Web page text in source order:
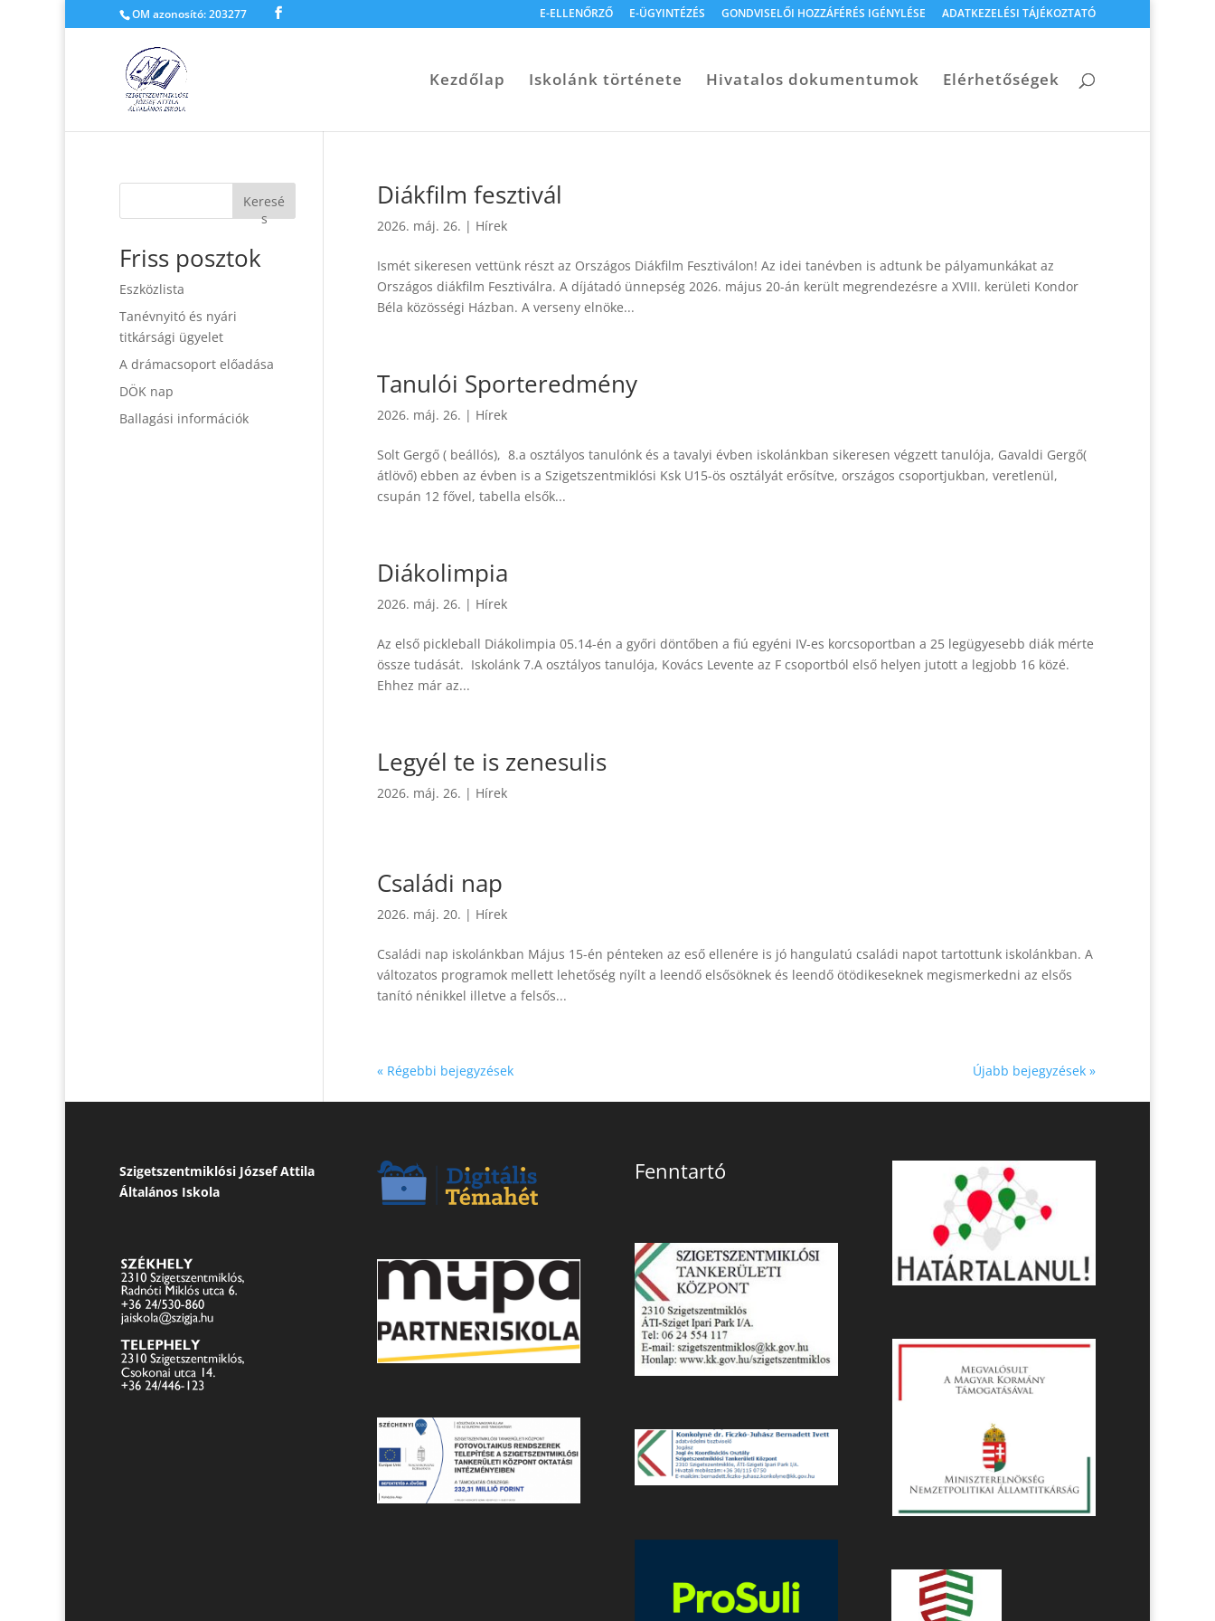
OM azonosító: 203277 E-ELLENŐRZŐ E-ÜGYINTÉZÉS GONDVISELŐI HOZZÁFÉRÉS IGÉNYLÉSE ADATKEZELÉSI TÁJÉKOZTATÓ
Kezdőlap Iskolánk története Hivatalos dokumentumok Elérhetőségek
Diákfilm fesztivál
2026. máj. 26. | Hírek
Ismét sikeresen vettünk részt az Országos Diákfilm Fesztiválon! Az idei tanévben is adtunk be pályamunkákat az
Országos diákfilm Fesztiválra. A díjátadó ünnepség 2026. május 20-án került megrendezésre a XVIII. kerületi Kondor
Béla közösségi Házban. A verseny elnöke...
Tanulói Sporteredmény
2026. máj. 26. | Hírek
Solt Gergő ( beállós), 8.a osztályos tanulónk és a tavalyi évben iskolánkban sikeresen végzett tanulója, Gavaldi Gergő(
átlövő) ebben az évben is a Szigetszentmiklósi Ksk U15-ös osztályát erősítve, országos csoportjukban, veretlenül,
csupán 12 fővel, tabella elsők...
Diákolimpia
2026. máj. 26. | Hírek
Az első pickleball Diákolimpia 05.14-én a győri döntőben a fiú egyéni IV-es korcsoportban a 25 legügyesebb diák mérte
össze tudását. Iskolánk 7.A osztályos tanulója, Kovács Levente az F csoportból első helyen jutott a legjobb 16 közé.
Ehhez már az...
Legyél te is zenesulis
2026. máj. 26. | Hírek
Családi nap
2026. máj. 20. | Hírek
Családi nap iskolánkban Május 15-én pénteken az eső ellenére is jó hangulatú családi napot tartottunk iskolánkban. A
változatos programok mellett lehetőség nyílt a leendő elsősöknek és leendő ötödikeseknek megismerkedni az elsős
tanító nénikkel illetve a felsős...
« Régebbi bejegyzések Újabb bejegyzések »
Keresé
s
Friss posztok
Eszközlista
Tanévnyitó és nyári
titkársági ügyelet
A drámacsoport előadása
DÖK nap
Ballagási információk
Szigetszentmiklósi József Attila
Általános Iskola
Fenntartó